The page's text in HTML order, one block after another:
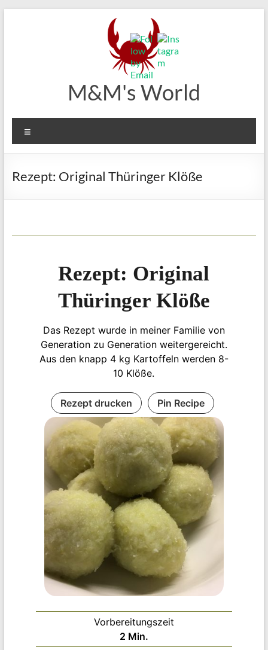
M&M's World
Rezept: Original Thüringer Klöße
Rezept: Original
Thüringer Klöße
Das Rezept wurde in meiner Familie von
Generation zu Generation weitergereicht.
Aus den knapp 4 kg Kartoffeln werden 8-
10 Klöße.
Rezept drucken Pin Recipe
Vorbereitungszeit
2Minuten
Min.